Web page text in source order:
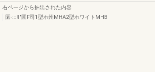
右ページから抽出された内容
園-:::!I"圃F司1型ホ州MHA2型ホワイトMHB